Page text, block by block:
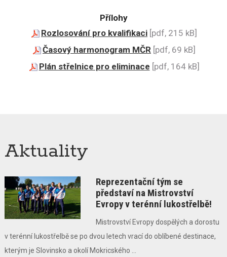
Přílohy
Rozlosování pro kvalifikaci [pdf, 215 kB]
Časový harmonogram MČR [pdf, 69 kB]
Plán střelnice pro eliminace [pdf, 164 kB]
Aktuality
Reprezentační tým se
představí na Mistrovství
Evropy v terénní lukostřelbě!
Mistrovství Evropy dospělých a dorostu
v terénní lukostřelbě se po dvou letech vrací do oblíbené destinace,
kterým je Slovinsko a okolí Mokricského ...